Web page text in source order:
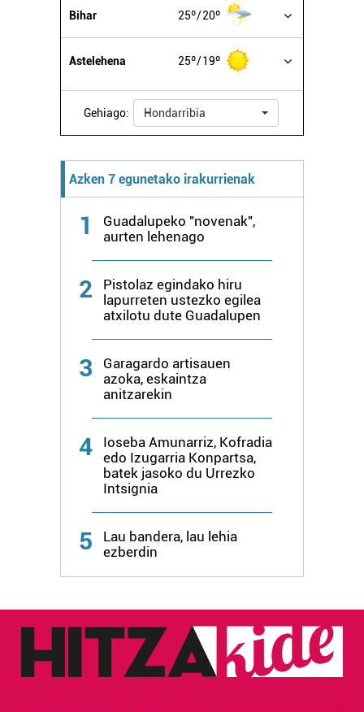
Bihar 25º 20º
Astelehena 25º 19º
Gehiago: Hondarribia
Azken 7 egunetako irakurrienak
1
Guadalupeko "novenak",
aurten lehenago
2
Pistolaz egindako hiru
lapurreten ustezko egilea
atxilotu dute Guadalupen
3
Garagardo artisauen
azoka, eskaintza
anitzarekin
4
Ioseba Amunarriz, Kofradia
edo Izugarria Konpartsa,
batek jasoko du Urrezko
Intsignia
5
Lau bandera, lau lehia
ezberdin